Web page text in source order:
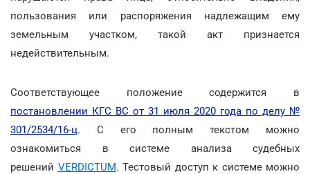
пользования или распоряжения надлежащим ему
земельным участком, такой акт признается
недействительным.
Соответствующее положение содержится в
постановлении КГС ВС от 31 июля 2020 года по делу №
301/2534/16-ц. С его полным текстом можно
ознакомиться в системе анализа судебных
решений VERDICTUM. Тестовый доступ к системе можно